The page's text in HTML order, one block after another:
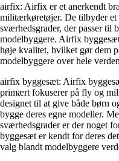
airfix: Airfix er et anerkendt
militærkøretøjer. De tilbyder
sværhedsgrader, der passer til
modelbyggere. Airfix
høje kvalitet, hvilket gør dem
modelbyggere over hele
airfix byggesæt: Airfix
primært fokuserer på fly og
designet til at give både børn
bygge deres egne modeller.
sværhedsgrader er der noget
byggesæt er kendt for deres
valg blandt modelbyggere